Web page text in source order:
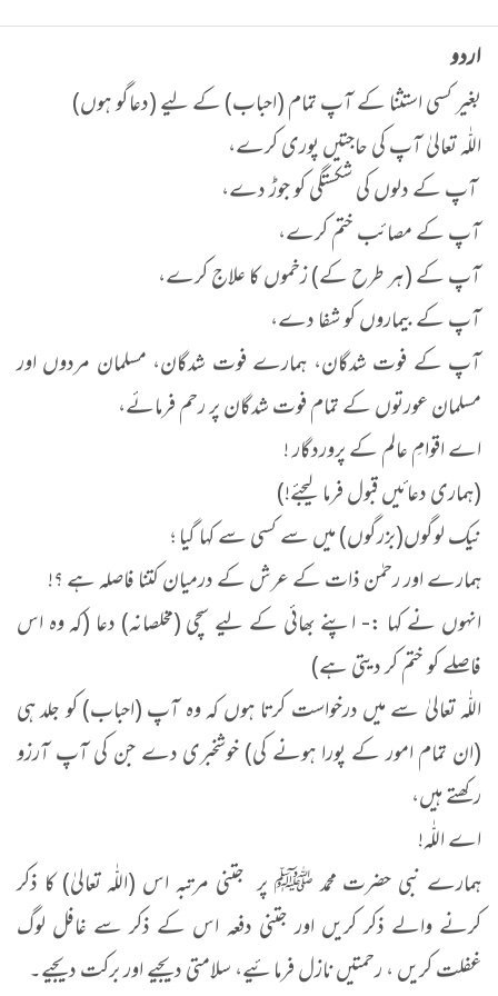
اردو
بغیر کسی استثنا کے آپ تمام (احباب) کے لیے (دعاگو ہوں)
اللّٰہ تعالیٰ آپ کی حاجتیں پوری کرے،
آپ کے دلوں کی شکستگی کو جوڑ دے،
آپ کے مصائب ختم کرے،
آپ کے (ہر طرح کے) زخموں کا علاج کرے،
آپ کے بیماروں کو شفا دے،
آپ کے فوت شدگان، ہمارے فوت شدگان، مسلمان مردوں اور
مسلمان عورتوں کے تمام فوت شدگان پر رحم فرمائے،
اے اقوامِ عالم کے پروردگار !
(ہماری دعائیں قبول فرما لیجئے!)
نیک لوگوں(بزرگوں) میں سے کسی سے کہا گیا ؛
ہمارے اور رحمٰن ذات کے عرش کے درمیان کتنا فاصلہ ہے ؟!
انہوں نے کہا :- اپنے بھائی کے لیے سچی (مخلصانہ) دعا (کہ وہ اس
فاصلے کو ختم کر دیتی ہے)
اللّٰہ تعالیٰ سے میں درخواست کرتا ہوں کہ وہ آپ (احباب) کو جلد ہی
(ان تمام امور کے پورا ہونے کی) خوشخبری دے جن کی آپ آرزو
رکھتے ہیں،
اے اللّٰہ!
ہمارے نبی حضرت محمد ﷺ پر جتنی مرتبہ اس (اللّٰہ تعالیٰ) کا ذکر
کرنے والے ذکر کریں اور جتنی دفعہ اس کے ذکر سے غافل لوگ
غفلت کریں ، رحمتیں نازل فرمائیے، سلامتی دیجیے اور برکت دیجیے۔